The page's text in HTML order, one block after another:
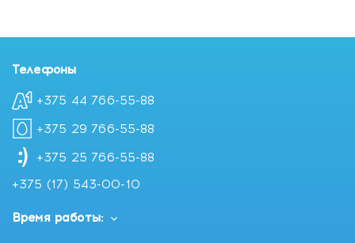
Телефоны
+375 44 766-55-88
+375 29 766-55-88
+375 25 766-55-88
+375 (17) 543-00-10
Время работы: